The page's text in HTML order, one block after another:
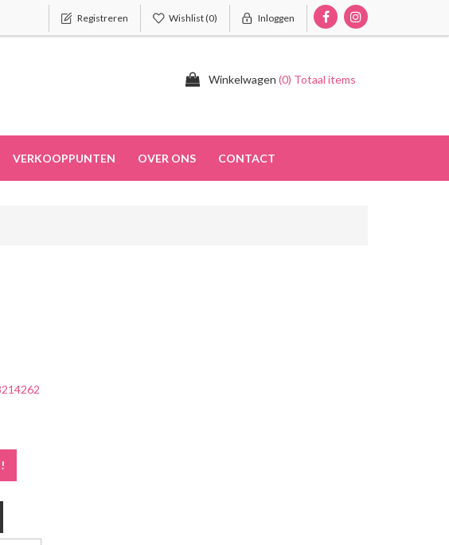
Registreren Wishlist(0) Inloggen
Winkelwagen (0) Totaal items
VERKOOPPUNTEN OVER ONS CONTACT